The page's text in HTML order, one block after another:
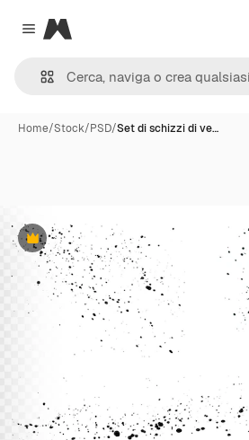
Close menu
Magnific
Home/Stock/PSD/Set di schizzi di ve…
Premium